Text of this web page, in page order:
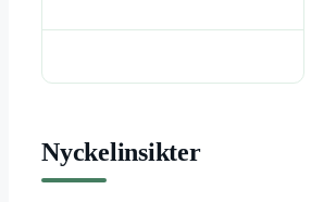
Nyckelinsikter